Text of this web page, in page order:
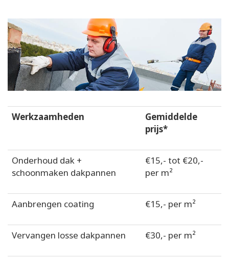
Werkzaamheden
Gemiddelde
prijs*
Onderhoud dak +
schoonmaken dakpannen
€15,- tot €20,-
per m²
Aanbrengen coating €15,- per m²
Vervangen losse dakpannen €30,- per m²